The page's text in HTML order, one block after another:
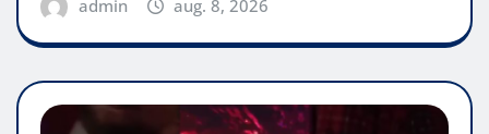
admin aug. 8, 2026